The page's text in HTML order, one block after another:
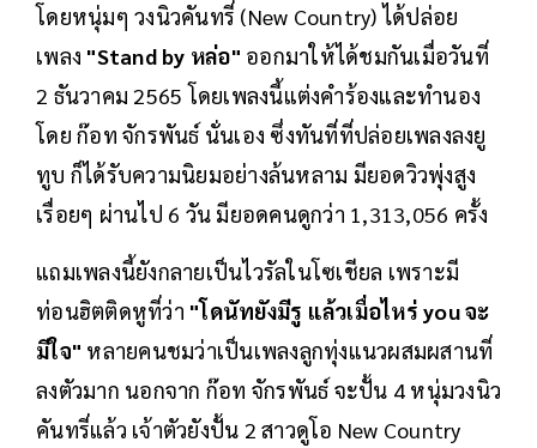
โดยหนุ่มๆ วงนิวคันทรี่ (New Country) ได้ปล่อย
เพลง "Stand by หล่อ" ออกมาให้ได้ชมกันเมื่อวันที่
2 ธันวาคม 2565 โดยเพลงนี้แต่งคำร้องและทำนอง
โดย ก๊อท จักรพันธ์ นั่นเอง ซึ่งทันที่ที่ปล่อยเพลงลงยู
ทูบ ก็ได้รับความนิยมอย่างล้นหลาม มียอดวิวพุ่งสูง
เรื่อยๆ ผ่านไป 6 วัน มียอดคนดูกว่า 1,313,056 ครั้ง
แถมเพลงนี้ยังกลายเป็นไวรัลในโซเชียล เพราะมี
ท่อนฮิตติดหูที่ว่า "โดนัทยังมีรู แล้วเมื่อไหร่ you จะ
มีใจ" หลายคนชมว่าเป็นเพลงลูกทุ่งแนวผสมผสานที่
ลงตัวมาก นอกจาก ก๊อท จักรพันธ์ จะปั้น 4 หนุ่มวงนิว
คันทรี่แล้ว เจ้าตัวยังปั้น 2 สาวดูโอ New Country